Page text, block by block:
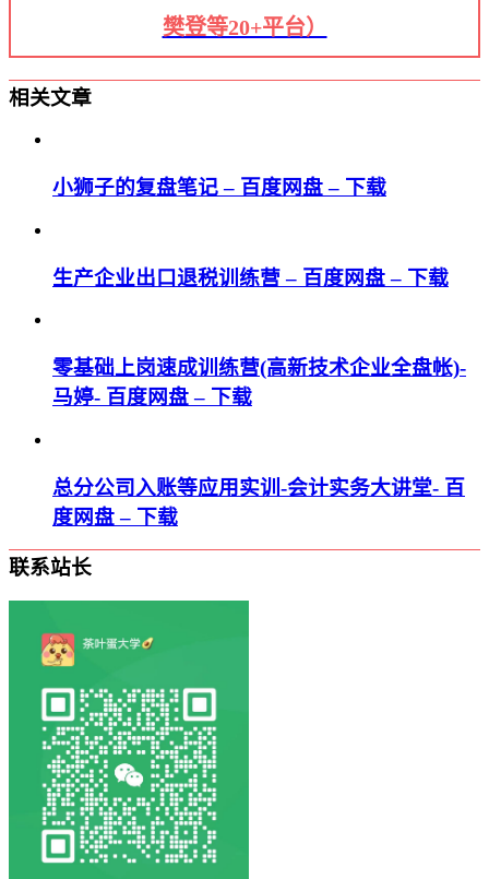
樊登等20+平台）
相关文章
小狮子的复盘笔记 – 百度网盘 – 下载
生产企业出口退税训练营 – 百度网盘 – 下载
零基础上岗速成训练营(高新技术企业全盘帐)-
马婷- 百度网盘 – 下载
总分公司入账等应用实训-会计实务大讲堂- 百
度网盘 – 下载
联系站长